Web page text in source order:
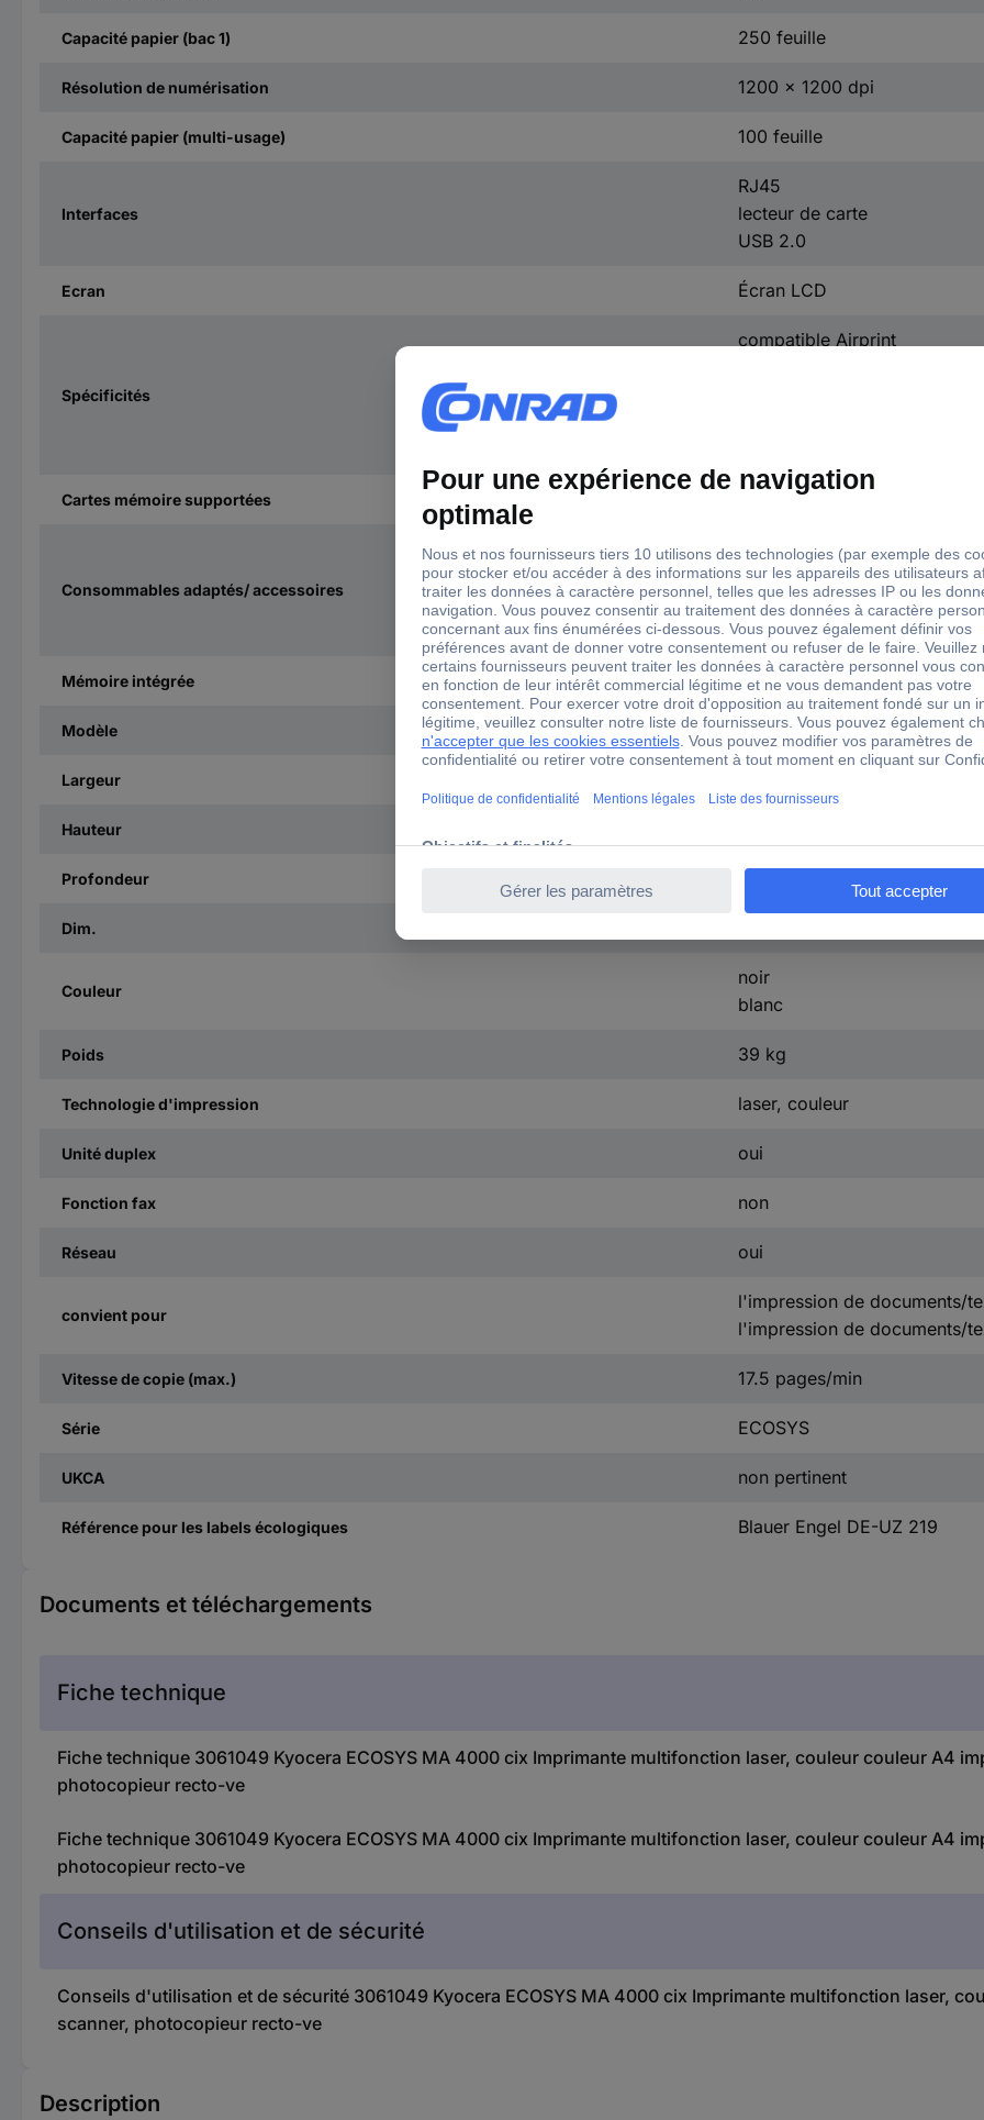
Capacité papier (bac 1) 250 feuille
Résolution de numérisation 1200 x 1200 dpi
Capacité papier (multi-usage) 100 feuille
Interfaces
RJ45
lecteur de carte
USB 2.0
Ecran Écran LCD
Spécificités
compatible Airprint
Cartes mémoire supportées
Consommables adaptés/ accessoires
TK-5380K
TK-5380C
TK-5380M
TK-5380Y
Mémoire intégrée 2 GB
Modèle couleur
Largeur
Hauteur
Profondeur 577.5 mm
Dim.
Couleur
noir
blanc
Poids 39 kg
Technologie d'impression laser, couleur
Unité duplex oui
Fonction fax non
Réseau oui
convient pour
l'impression de documents/
l'impression de documents/
Vitesse de copie (max.) 17.5 pages/min
Série ECOSYS
UKCA non pertinent
Référence pour les labels écologiques Blauer Engel DE-UZ 219
Documents et téléchargements
Fiche technique
Fiche technique 3061049 Kyocera ECOSYS MA 4000 cix Imprimante multifonction laser, couleur couleur A4
photocopieur recto-ve
Fiche technique 3061049 Kyocera ECOSYS MA 4000 cix Imprimante multifonction laser, couleur couleur A4
photocopieur recto-ve
Conseils d'utilisation et de sécurité
Conseils d'utilisation et de sécurité 3061049 Kyocera ECOSYS MA 4000 cix Imprimante multifonction laser,
scanner, photocopieur recto-ve
Description